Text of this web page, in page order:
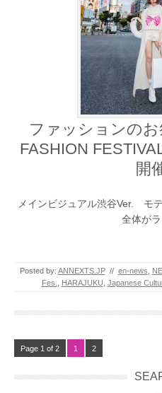
ファッションの
FASHION
開
メインビジュアル渋谷Ver. モ
全体が
Posted by: ANNEXTS.JP // en-news
Fes.
HARAJUKU Japanese
Page 1 of 2 1 2